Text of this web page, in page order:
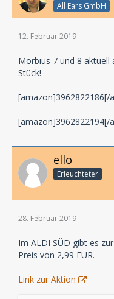
All Ears GmbH
12. Februar 2019
Morbius 7 und 8 aktuell
Stück!
[amazon]3962822186[/
[amazon]3962822194[/
ello
Erleuchteter
28. Februar 2019
Im ALDI SÜD gibt es
Preis von 2,99 EUR.
Link zur Aktion